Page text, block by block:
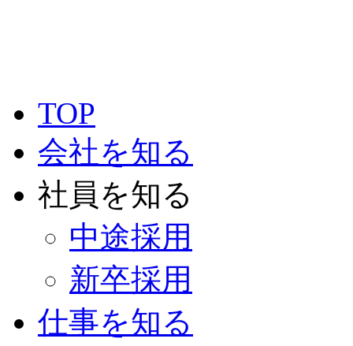
TOP
会社を知る
社員を知る
中途採用
新卒採用
仕事を知る